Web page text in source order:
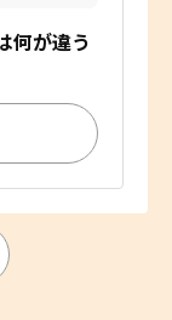
何が違う